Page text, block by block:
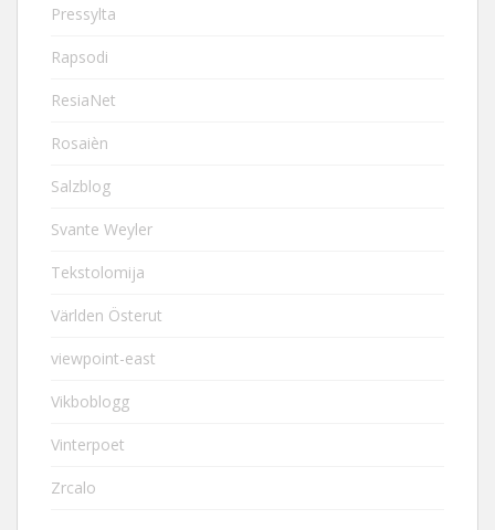
Pressylta
Rapsodi
ResiaNet
Rosaièn
Salzblog
Svante Weyler
Tekstolomija
Världen Österut
viewpoint-east
Vikboblogg
Vinterpoet
Zrcalo